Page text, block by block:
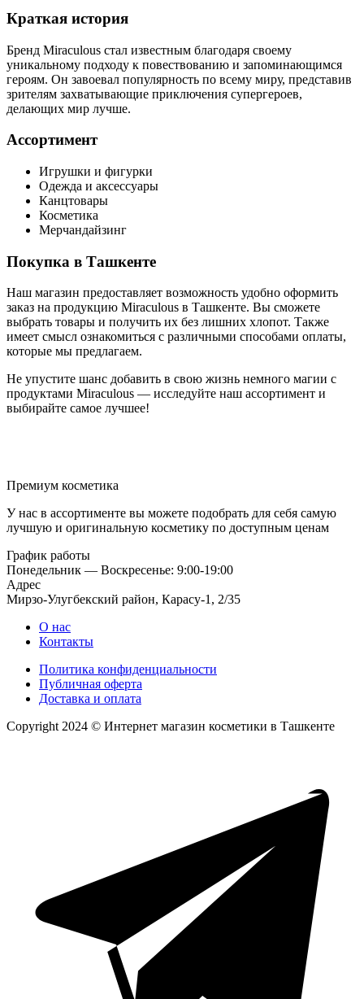
Краткая история
Бренд Miraculous стал известным благодаря своему
уникальному подходу к повествованию и запоминающимся
героям. Он завоевал популярность по всему миру, представив
зрителям захватывающие приключения супергероев,
делающих мир лучше.
Ассортимент
Игрушки и фигурки
Одежда и аксессуары
Канцтовары
Косметика
Мерчандайзинг
Покупка в Ташкенте
Наш магазин предоставляет возможность удобно оформить
заказ на продукцию Miraculous в Ташкенте. Вы сможете
выбрать товары и получить их без лишних хлопот. Также
имеет смысл ознакомиться с различными способами оплаты,
которые мы предлагаем.
Не упустите шанс добавить в свою жизнь немного магии с
продуктами Miraculous — исследуйте наш ассортимент и
выбирайте самое лучшее!
Премиум косметика
У нас в ассортименте вы можете подобрать для себя самую
лучшую и оригинальную косметику по доступным ценам
График работы
Понедельник — Воскресенье: 9:00-19:00
Адрес
Мирзо-Улугбекский район, Карасу-1, 2/35
О нас
Контакты
Политика конфиденциальности
Публичная оферта
Доставка и оплата
Copyright 2024 © Интернет магазин косметики в Ташкенте